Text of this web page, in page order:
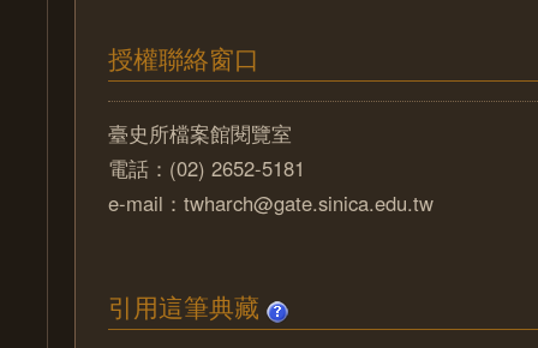
授權聯絡窗口
臺史所檔案館閱覽室
電話：(02) 2652-5181
e-mail：twharch@gate.sinica.edu.tw
引用這筆典藏